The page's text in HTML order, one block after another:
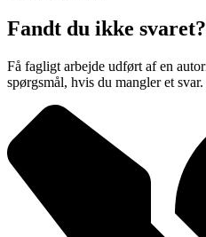
Fandt du ikke svaret?
Få fagligt arbejde udført af en
spørgsmål, hvis du mangler et svar.